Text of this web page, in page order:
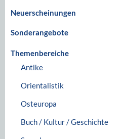
Neuerscheinungen
Sonderangebote
Themenbereiche
Antike
Orientalistik
Osteuropa
Buch / Kultur / Geschichte